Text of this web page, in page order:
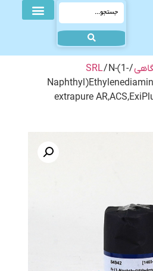
/
SRL/ N-(1-
extrapure